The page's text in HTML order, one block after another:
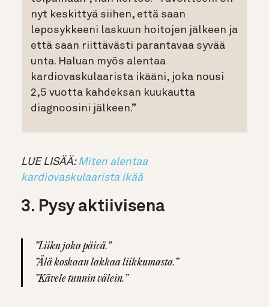
nyt keskittyä siihen, että saan
leposykkeeni laskuun hoitojen jälkeen ja
että saan riittävästi parantavaa syvää
unta. Haluan myös alentaa
kardiovaskulaarista ikääni, joka nousi
2,5 vuotta kahdeksan kuukautta
diagnoosini jälkeen.”
LUE LISÄÄ: Miten alentaa
kardiovaskulaarista ikää
3. Pysy aktiivisena
”Liiku joka päivä.”
”Älä koskaan lakkaa liikkumasta.”
”Kävele tunnin välein.”